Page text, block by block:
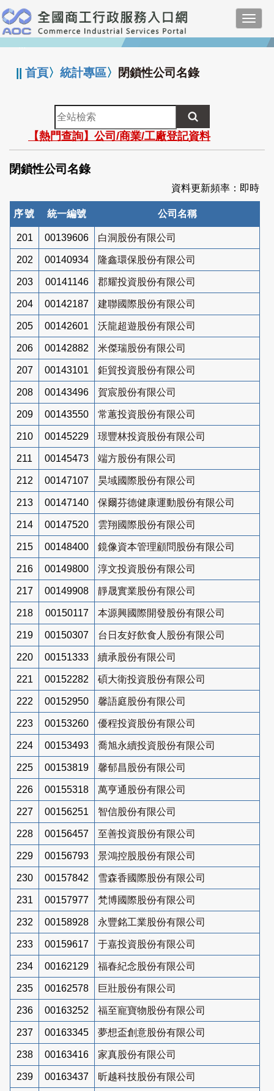
跳
到
主
要
:::
||首頁〉統計專區〉 閉鎖性公司名錄
全
站
檢
索
【熱門查詢】公司/商業/工廠登記資料
閉鎖性公司名錄
資料更新頻率：即時
序號 統一編號 公司名稱
201 00139606 白洞股份有限公司
202 00140934 隆鑫環保股份有限公司
203 00141146 郡耀投資股份有限公司
204 00142187 建聯國際股份有限公司
205 00142601 沃龍超遊股份有限公司
206 00142882 米傑瑞股份有限公司
207 00143101 鉅貿投資股份有限公司
208 00143496 賀宸股份有限公司
209 00143550 常蕙投資股份有限公司
210 00145229 璟豐林投資股份有限公司
211 00145473 端方股份有限公司
212 00147107 昊域國際股份有限公司
213 00147140 保爾芬德健康運動股份有限公司
214 00147520 雲翔國際股份有限公司
215 00148400 鏡像資本管理顧問股份有限公司
216 00149800 淳文投資股份有限公司
217 00149908 靜晟實業股份有限公司
218 00150117 本源興國際開發股份有限公司
219 00150307 台日友好飲食人股份有限公司
220 00151333 續承股份有限公司
221 00152282 碩大衛投資股份有限公司
222 00152950 馨語庭股份有限公司
223 00153260 優程投資股份有限公司
224 00153493 喬旭永續投資股份有限公司
225 00153819 馨郁昌股份有限公司
226 00155318 萬亨通股份有限公司
227 00156251 智信股份有限公司
228 00156457 至善投資股份有限公司
229 00156793 景鴻控股股份有限公司
230 00157842 雪森香國際股份有限公司
231 00157977 梵博國際股份有限公司
232 00158928 永豐銘工業股份有限公司
233 00159617 于嘉投資股份有限公司
234 00162129 福春紀念股份有限公司
235 00162578 巨壯股份有限公司
236 00163252 福至寵寶物股份有限公司
237 00163345 夢想盃創意股份有限公司
238 00163416 家真股份有限公司
239 00163437 昕越科技股份有限公司